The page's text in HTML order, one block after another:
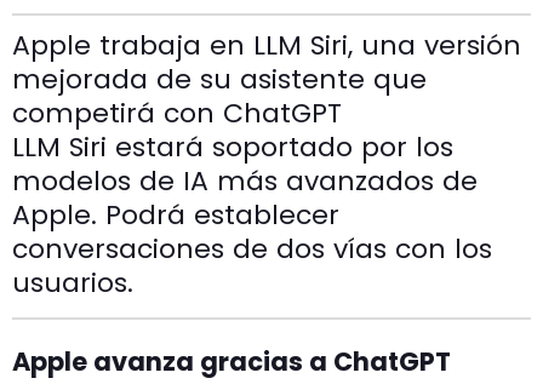
Apple trabaja en LLM Siri, una versión
mejorada de su asistente que
competirá con ChatGPT
LLM Siri estará soportado por los
modelos de IA más avanzados de
Apple. Podrá establecer
conversaciones de dos vías con los
usuarios.
Apple avanza gracias a ChatGPT